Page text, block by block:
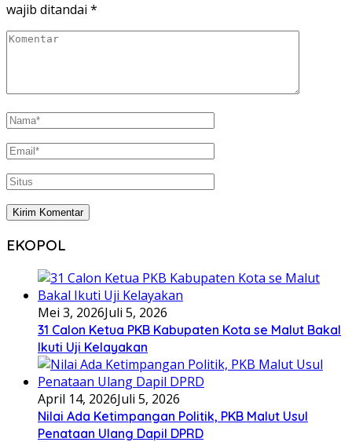
wajib ditandai *
EKOPOL
Mei 3, 2026Juli 5, 2026
31 Calon Ketua PKB Kabupaten Kota se Malut Bakal
Ikuti Uji Kelayakan
April 14, 2026Juli 5, 2026
Nilai Ada Ketimpangan Politik, PKB Malut Usul
Penataan Ulang Dapil DPRD